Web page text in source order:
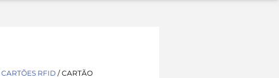
CARTÕES RFID / CARTÃO